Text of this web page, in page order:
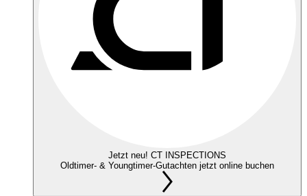
Jetzt neu! CT INSPECTIONS
Oldtimer- & Youngtimer-Gutachten jetzt online buchen